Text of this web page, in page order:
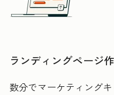
ランディングページ
数分でマーケティング